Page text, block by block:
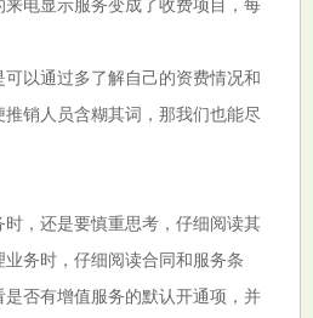
电显示服务变成了收费项目，每
以通过多了解自己的资费情况和
销人员含糊其词，那我们也能尽
，还是要慎重思考，仔细阅读其
务时，仔细阅读合同和服务条
否有增值服务的默认开通项，并